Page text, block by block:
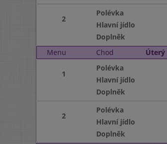
2
Polévka
Hlavní jídlo
Doplněk
Menu
Chod Úterý
1
Polévka
Hlavní jídlo
Doplněk
2
Polévka
Hlavní jídlo
Doplněk